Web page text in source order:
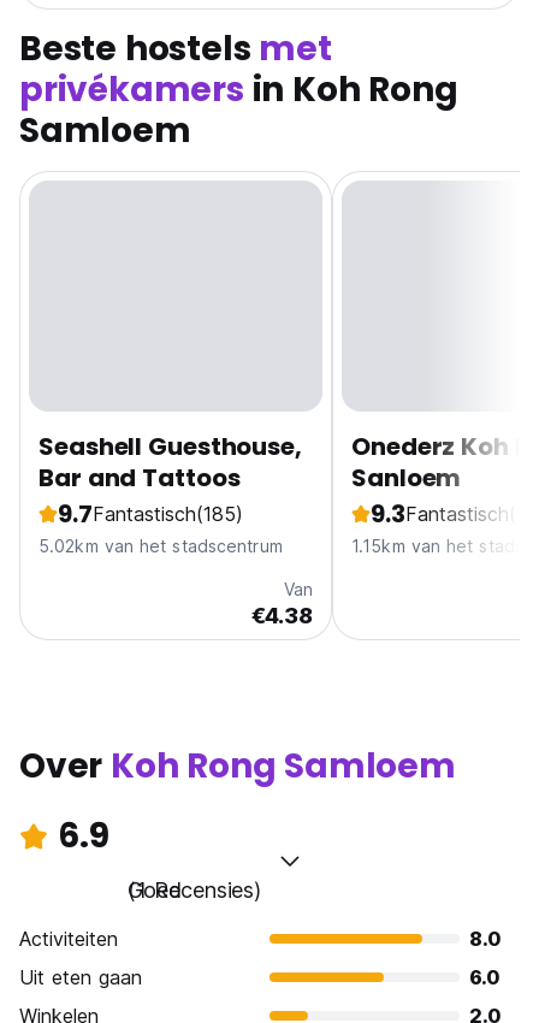
Beste hostels met
privékamers in Koh Rong
Samloem
Seashell Guesthouse,
Bar and Tattoos
9.7Fantastisch(185)
5.02km van het stadscentrum
Van
€4.38
Onederz Koh
Sanloem
9.3Fantastisch
1.15km van het
Over Koh Rong Samloem
6.9
Goed
(1 Recensies)
Activiteiten
8.0
Uit eten gaan
6.0
Winkelen
2.0